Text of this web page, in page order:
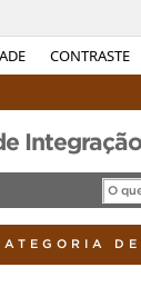
CONTRASTE